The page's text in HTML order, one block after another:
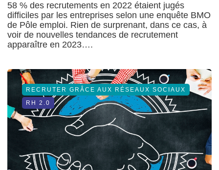
58 % des recrutements en 2022 étaient jugés
difficiles par les entreprises selon une enquête BMO
de Pôle emploi. Rien de surprenant, dans ce cas, à
voir de nouvelles tendances de recrutement
apparaître en 2023….
RECRUTER GRÂCE AUX RÉSEAUX SOCIAUX
RH 2.0